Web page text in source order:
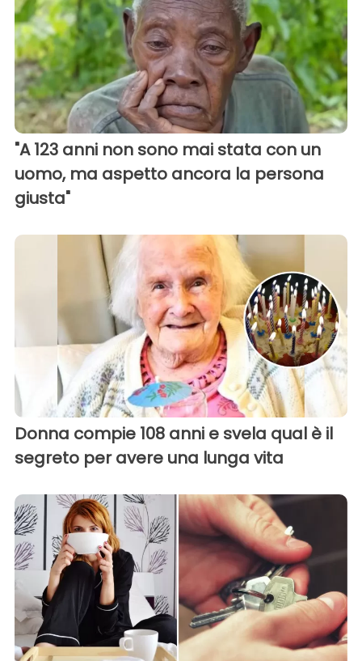
"A 123 anni non sono mai stata con un
uomo, ma aspetto ancora la persona
giusta"
Donna compie 108 anni e svela qual è il
segreto per avere una lunga vita